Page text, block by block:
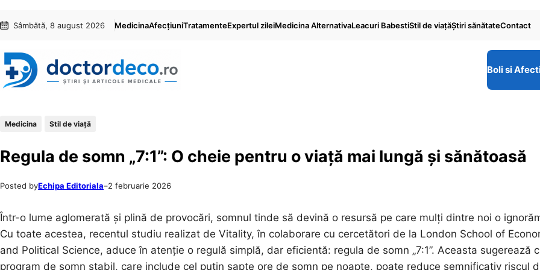
conținut
content
Sâmbătă, 8 august 2026 MedicinaAfecțiuniTratamenteExpertul zileiMedicina AlternativaLeacuri BabestiStil de viaţăŞtiri sănătateContact
Boli si
Medicina Stil de viaţă
Regula de somn „7:1”: O cheie pentru o viață mai lungă și sănătoasă
Posted byEchipa Editoriala–2 februarie 2026
Într-o lume aglomerată și plină de provocări, somnul tinde să devină o resursă pe care mulți dintre noi o
Cu toate acestea, recentul studiu realizat de Vitality, în colaborare cu cercetători de la London School of
and Political Science, aduce în atenție o regulă simplă, dar eficientă: regula de somn „7:1”. Aceasta sugerează
program de somn stabil, care include cel puțin șapte ore de somn pe noapte, poate reduce semnificativ riscul